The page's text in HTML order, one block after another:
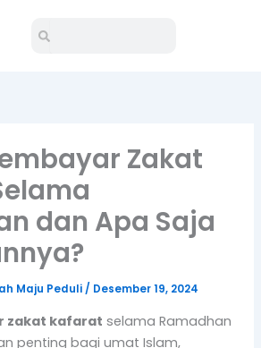
Search
Zakat
dan Apa Saja
Maju Peduli/ Desember 19, 2024
zakat kafarat selama Ramadhan
penting bagi umat Islam,